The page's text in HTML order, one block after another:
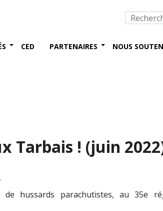
CED PARTENAIRES NOUS
Tarbais ! (juin
hussards parachutistes, au 35e